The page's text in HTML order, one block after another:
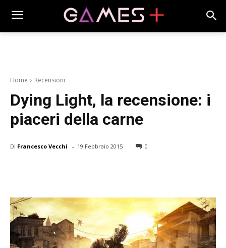
Home Recensioni
Dying Light, la recensione: i
piaceri della carne
Di Francesco Vecchi - 19 Febbraio 2015 0